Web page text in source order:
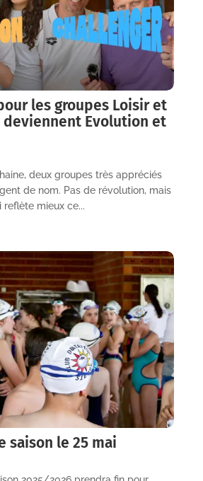
les groupes Loisir et
Evolution et
deux groupes très appréciés
de nom. Pas de révolution, mais
reflète mieux ce...
saison le 25 mai